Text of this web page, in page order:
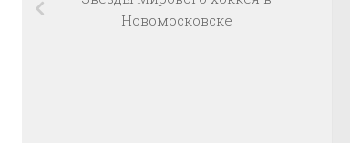
Новомосковске